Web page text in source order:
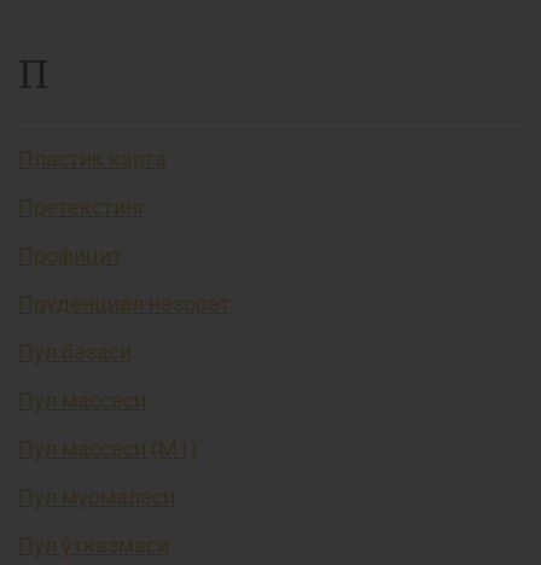
П
Пластик карта
Претекстинг
Профицит
Пруденциал назорат
Пул базаси
Пул массаси
Пул массаси (М1)
Пул муомаласи
Пул ўтказмаси